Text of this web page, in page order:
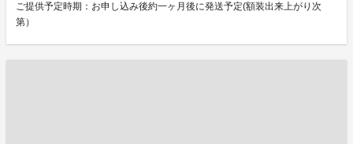
ご提供予定時期：お申し込み後約一ヶ月後に発送予定(額装出来上がり次
第）